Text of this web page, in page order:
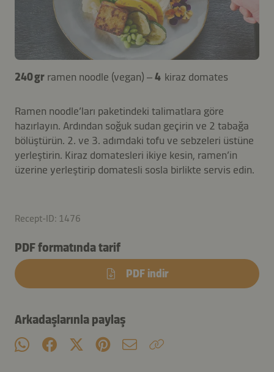
240 gr ramen noodle (vegan) –4 kiraz domates
Ramen noodle’ları paketindeki talimatlara göre
hazırlayın. Ardından soğuk sudan geçirin ve 2 tabağa
bölüştürün. 2. ve 3. adımdaki tofu ve sebzeleri üstüne
yerleştirin. Kiraz domatesleri ikiye kesin, ramen’in
üzerine yerleştirip domatesli sosla birlikte servis edin.
Recept-ID: 1476
PDF formatında tarif
PDF indir
Arkadaşlarınla paylaş